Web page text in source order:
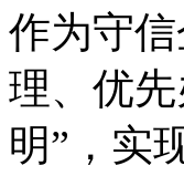
作为守
理、优
明”，实